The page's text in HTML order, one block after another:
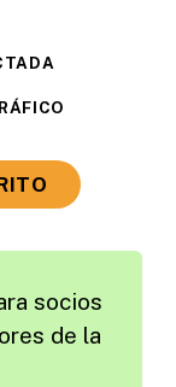
socios
de la